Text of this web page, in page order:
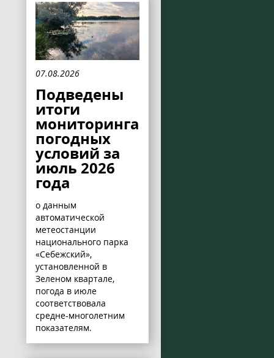
07.08.2026
Подведены
итоги
мониторинга
погодных
условий за
июль 2026
года
о данным
автоматической
метеостанции
национального парка
«Себежский»,
установленной в
Зеленом квартале,
погода в июле
соответствовала
средне-многолетним
показателям.